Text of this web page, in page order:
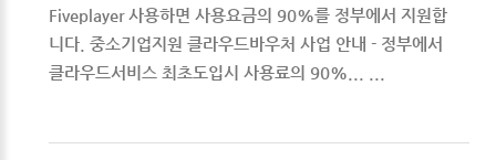
Fiveplayer 사용하면 사용요금의 90%를 정부에서 지원합
니다. 중소기업지원 클라우드바우처 사업 안내 - 정부에서
클라우드서비스 최초도입시 사용료의 90%... ...